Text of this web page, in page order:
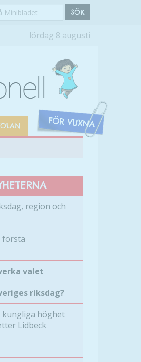
SÖK
lördag 8 augusti
region och
första
valet
riksdag?
kungliga höghet
Lidbeck